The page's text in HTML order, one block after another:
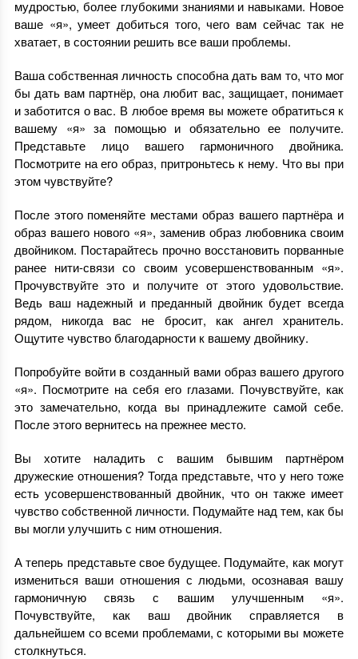
мудростью, более глубокими знаниями и навыками. Новое
ваше «я», умеет добиться того, чего вам сейчас так не
хватает, в состоянии решить все ваши проблемы.
Ваша собственная личность способна дать вам то, что мог
бы дать вам партнёр, она любит вас, защищает, понимает
и заботится о вас. В любое время вы можете обратиться к
вашему «я» за помощью и обязательно ее получите.
Представьте лицо вашего гармоничного двойника.
Посмотрите на его образ, притроньтесь к нему. Что вы при
этом чувствуйте?
После этого поменяйте местами образ вашего партнёра и
образ вашего нового «я», заменив образ любовника своим
двойником. Постарайтесь прочно восстановить порванные
ранее нити-связи со своим усовершенствованным «я».
Прочувствуйте это и получите от этого удовольствие.
Ведь ваш надежный и преданный двойник будет всегда
рядом, никогда вас не бросит, как ангел хранитель.
Ощутите чувство благодарности к вашему двойнику.
Попробуйте войти в созданный вами образ вашего другого
«я». Посмотрите на себя его глазами. Почувствуйте, как
это замечательно, когда вы принадлежите самой себе.
После этого вернитесь на прежнее место.
Вы хотите наладить с вашим бывшим партнёром
дружеские отношения? Тогда представьте, что у него тоже
есть усовершенствованный двойник, что он также имеет
чувство собственной личности. Подумайте над тем, как бы
вы могли улучшить с ним отношения.
А теперь представьте свое будущее. Подумайте, как могут
измениться ваши отношения с людьми, осознавая вашу
гармоничную связь с вашим улучшенным «я».
Почувствуйте, как ваш двойник справляется в
дальнейшем со всеми проблемами, с которыми вы можете
столкнуться.